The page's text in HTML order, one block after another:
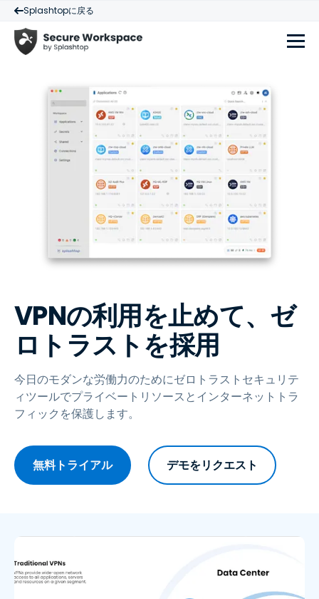
Splashtopに戻る
VPNの利用を止めて、ゼ
ロトラストを採用
今日のモダンな労働力のためにゼロトラストセキュリテ
ィツールでプライベートリソースとインターネットトラ
フィックを保護します。
無料トライアル デモをリクエスト